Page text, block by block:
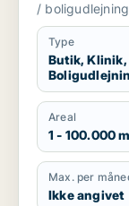
/
Type
Butik,
Areal
1 - 100.000 m
Max. per
Ikke angivet